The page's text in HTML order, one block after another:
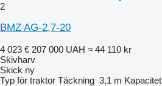
2
BMZ AG-2,7-20
4 023 € 207 000 UAH ≈ 44 110 kr
Skivharv
Skick ny
Typ för traktor Täckning 3,1 m Kapacitet